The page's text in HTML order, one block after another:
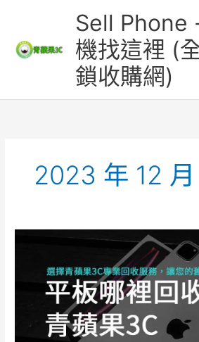
Sell Phone
機找這裡 (
鎖收購網)
2023 年 12